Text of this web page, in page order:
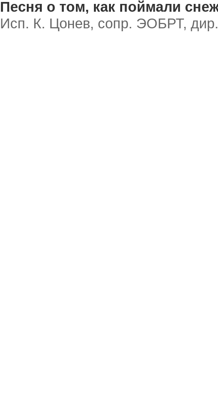
Песня о том, как поймали
Исп. К. Цонев, сопр. ЭОБРТ,